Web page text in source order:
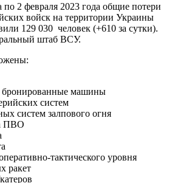
по 2 февраля 2023 года общие потери
войск на территории Украины
129 030 человек (+610 за сутки).
штаб ВСУ.
бронированные машины
систем
систем залпового огня
ПВО
тактического уровня
ракет